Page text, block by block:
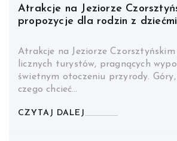
Atrakcje na Jeziorze
propozycje dla rodzin z dziećmi
Atrakcje na Jeziorze
licznych turystów, pragnących
świetnym otoczeniu przyrody.
czego chcieć…
CZYTAJ DALEJ